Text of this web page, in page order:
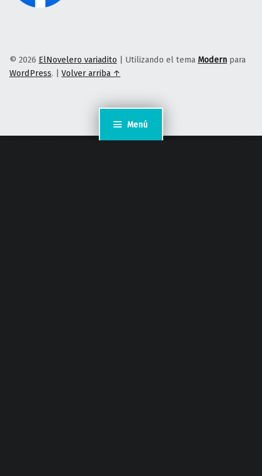
Menú
© 2026 ElNovelero variadito | Utilizando el tema Modern para
WordPress. | Volver arriba ↑